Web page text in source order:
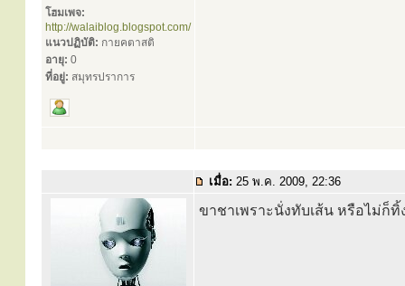
โฮมเพจ:
http://walaiblog.blogspot.com/
แนวปฏิบัติ: กายคตาสติ
อายุ: 0
ที่อยู่: สมุทรปราการ
เมื่อ: 25 พ.ค. 2009, 22:36
ขาชาเพราะนั่งทับเส้น หรือไม่ก็